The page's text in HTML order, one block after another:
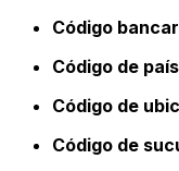
Código
Código de
Código de
Código de